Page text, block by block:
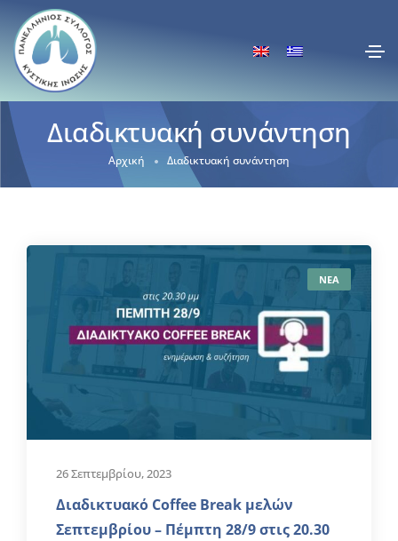
Διαδικτυακή συνάντηση
Αρχική Διαδικτυακή συνάντηση
ΝΕΑ
26 Σεπτεμβρίου, 2023
Διαδικτυακό Coffee Break μελών
Σεπτεμβρίου – Πέμπτη 28/9 στις 20.30